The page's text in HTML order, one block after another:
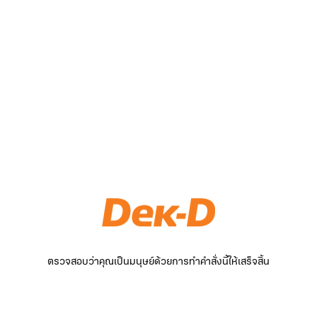
ตรวจสอบว่าคุณเป็นมนุษย์ด้วยการทำคำสั่งนี้ให้เสร็จสิ้น